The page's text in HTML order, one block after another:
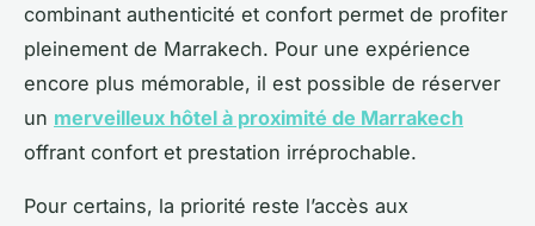
combinant authenticité et confort permet de profiter
pleinement de Marrakech. Pour une expérience
encore plus mémorable, il est possible de réserver
un merveilleux hôtel à proximité de Marrakech
offrant confort et prestation irréprochable.
Pour certains, la priorité reste l’accès aux